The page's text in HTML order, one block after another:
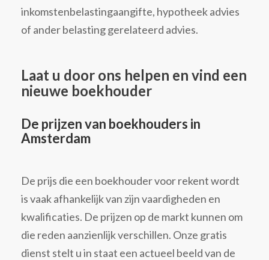
inkomstenbelastingaangifte, hypotheek advies
of ander belasting gerelateerd advies.
Laat u door ons helpen en vind een
nieuwe boekhouder
De prijzen van boekhouders in
Amsterdam
De prijs die een boekhouder voor rekent wordt
is vaak afhankelijk van zijn vaardigheden en
kwalificaties. De prijzen op de markt kunnen om
die reden aanzienlijk verschillen. Onze gratis
dienst stelt u in staat een actueel beeld van de